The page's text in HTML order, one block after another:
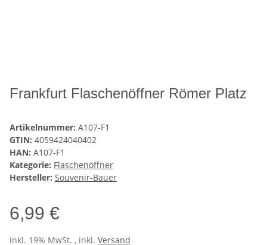
Frankfurt Flaschenöffner Römer Platz
Artikelnummer: A107-F1
GTIN: 4059424040402
HAN: A107-F1
Kategorie: Flaschenöffner
Hersteller: Souvenir-Bauer
6,99 €
inkl. 19% MwSt. , inkl. Versand